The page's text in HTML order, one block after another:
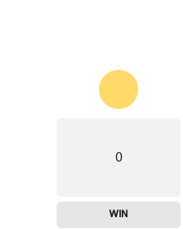
0
WIN